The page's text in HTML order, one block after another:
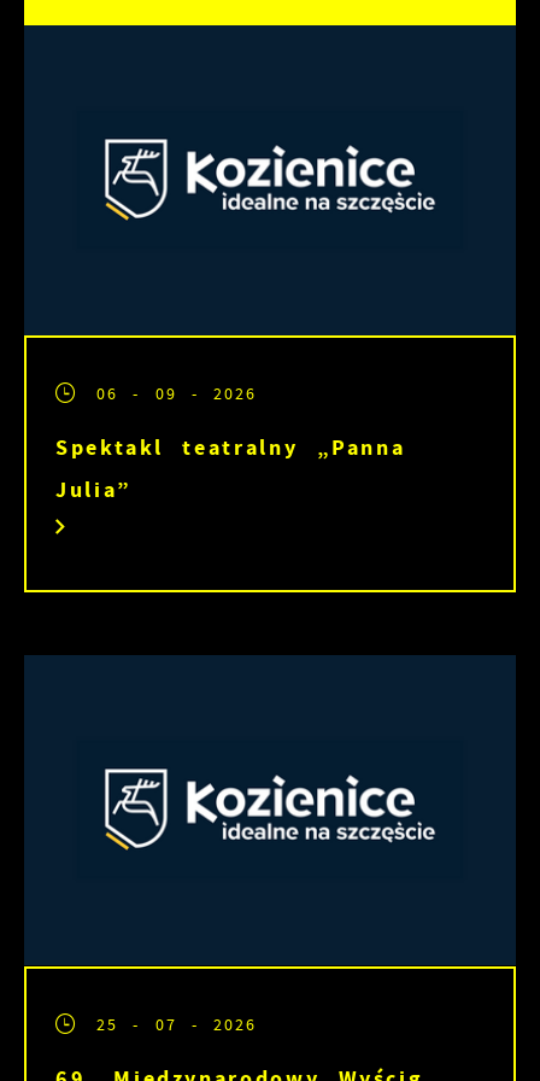
06 - 09 - 2026
Spektakl teatralny „Panna
Julia”
25 - 07 - 2026
charakterze pośredników prezentujących nasze
treści w postaci wiadomości, ofert,
komunikatów mediów społecznościowych.